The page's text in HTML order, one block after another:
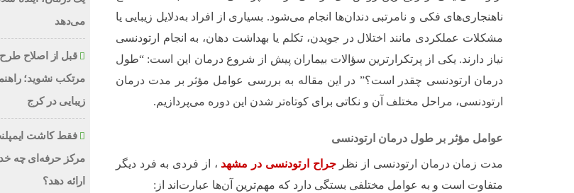
ناهنجاری‌های فکی و نامرتبی دندان‌ها انجام می‌شود. بسیاری از افراد به‌دلایل زیبایی یا
مشکلات عملکردی مانند اختلال در جویدن، تکلم یا بهداشت دهان، به انجام ارتودنسی
نیاز دارند. یکی از پرتکرارترین سؤالات بیماران پیش از شروع درمان این است: “طول
درمان ارتودنسی چقدر است؟” در این مقاله به بررسی عوامل مؤثر بر مدت درمان
ارتودنسی، مراحل مختلف آن و نکاتی برای کوتاه‌تر شدن این دوره می‌پردازیم.
عوامل مؤثر بر طول درمان ارتودنسی
مدت زمان درمان ارتودنسی از نظرجراح ارتودنسی در مشهد ، از فردی به فرد دیگر
متفاوت است و به عوامل مختلفی بستگی دارد که مهم‌ترین آن‌ها عبارت‌اند از:
می‌دهد
مرتکب نشوید؛
زیبایی در کرج
فقط کاشت
مرکز حرفه‌ای چه
ارائه دهد؟